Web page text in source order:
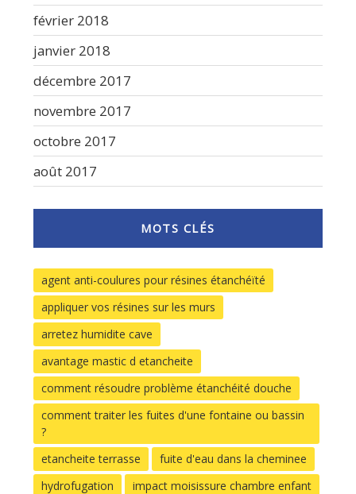
février 2018
janvier 2018
décembre 2017
novembre 2017
octobre 2017
août 2017
MOTS CLÉS
agent anti-coulures pour résines étanchéïté
appliquer vos résines sur les murs
arretez humidite cave
avantage mastic d etancheite
comment résoudre problème étanchéité douche
comment traiter les fuites d'une fontaine ou bassin
?
etancheite terrasse
fuite d'eau dans la cheminee
hydrofugation
impact moisissure chambre enfant